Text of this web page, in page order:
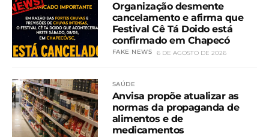
Organização desmente
cancelamento e afirma que
Festival Cê Tá Doido está
confirmado em Chapecó
FAKE NEWS 6 DE AGOSTO DE 2026
SAÚDE
Anvisa propõe atualizar as
normas da propaganda de
alimentos e de
medicamentos